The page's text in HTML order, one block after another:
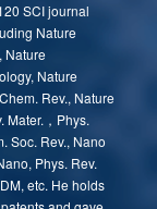
SCI journal
Nature
Nature
Nature
Rev., Nature
Mater.，Phys.
Soc. Rev., Nano
Phys. Rev.
etc. He holds